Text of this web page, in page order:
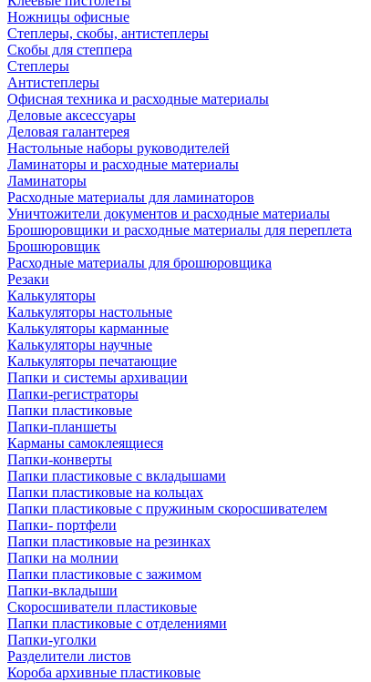
Ножницы офисные
Степлеры, скобы, антистеплеры
Скобы для степпера
Степлеры
Антистеплеры
Офисная техника и расходные материалы
Деловые аксессуары
Деловая галантерея
Настольные наборы руководителей
Ламинаторы и расходные материалы
Ламинаторы
Расходные материалы для ламинаторов
Уничтожители документов и расходные материалы
Брошюровщики и расходные материалы для переплета
Брошюровщик
Расходные материалы для брошюровщика
Резаки
Калькуляторы
Калькуляторы настольные
Калькуляторы карманные
Калькуляторы научные
Калькуляторы печатающие
Папки и системы архивации
Папки-регистраторы
Папки пластиковые
Папки-планшеты
Карманы самоклеящиеся
Папки-конверты
Папки пластиковые с вкладышами
Папки пластиковые на кольцах
Папки пластиковые с пружиным скоросшивателем
Папки- портфели
Папки пластиковые на резинках
Папки на молнии
Папки пластиковые с зажимом
Папки-вкладыши
Скоросшиватели пластиковые
Папки пластиковые с отделениями
Папки-уголки
Разделители листов
Короба архивные пластиковые